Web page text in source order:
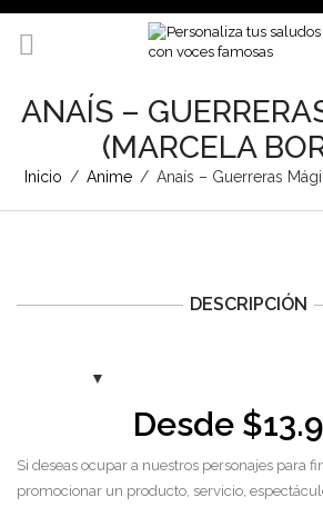
ANAÍS –
(MARCELA
Inicio / Anime / Anaís – Guerreras
DESCRIPCIÓN
Desde $
Si deseas ocupar a nuestros personajes para
promocionar un producto, servicio,